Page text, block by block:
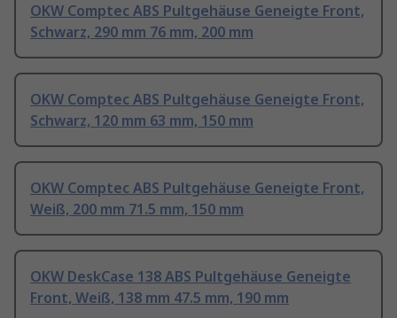
OKW Comptec ABS Pultgehäuse Geneigte Front,
Schwarz, 290 mm 76 mm, 200 mm
OKW Comptec ABS Pultgehäuse Geneigte Front,
Schwarz, 120 mm 63 mm, 150 mm
OKW Comptec ABS Pultgehäuse Geneigte Front,
Weiß, 200 mm 71.5 mm, 150 mm
OKW DeskCase 138 ABS Pultgehäuse Geneigte
Front, Weiß, 138 mm 47.5 mm, 190 mm